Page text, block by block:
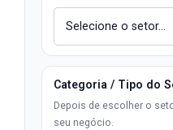
Categoria / Tipo do
Depois de escolher o
seu negócio.